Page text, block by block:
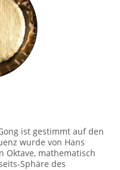
ist gestimmt auf den
wurde von Hans
Oktave, mathematisch
Sphäre des